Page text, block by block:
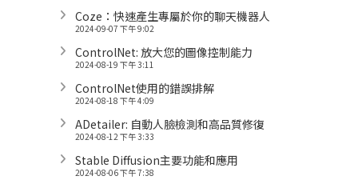
Coze：快速產生專屬於你的聊天機器人
2024-09-07 下午 9:02
ControlNet: 放大您的圖像控制能力
2024-08-19 下午 3:11
ControlNet使用的錯誤排解
2024-08-18 下午 4:09
ADetailer: 自動人臉檢測和高品質修復
2024-08-12 下午 3:33
Stable Diffusion主要功能和應用
2024-08-06 下午 7:38